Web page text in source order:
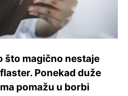
što magično nestaje
Ponekad duže
pomažu u borbi